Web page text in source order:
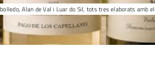
Alan de Val i Luar do Sil, tots tres elaborats amb